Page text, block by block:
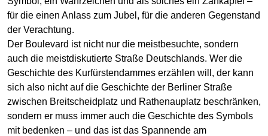
für die einen Anlass zum Jubel, für die anderen Gegenstand
der Verachtung.
Der Boulevard ist nicht nur die meistbesuchte, sondern
auch die meistdiskutierte Straße Deutschlands. Wer die
Geschichte des Kurfürstendammes erzählen will, der kann
sich also nicht auf die Geschichte der Berliner Straße
zwischen Breitscheidplatz und Rathenauplatz beschränken,
sondern er muss immer auch die Geschichte des Symbols
mit bedenken – und das ist das Spannende am